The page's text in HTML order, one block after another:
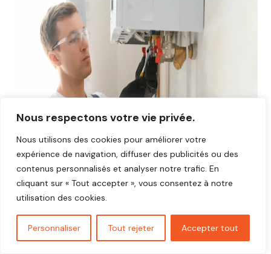
Nous respectons votre vie privée.
Nous utilisons des cookies pour améliorer votre
expérience de navigation, diffuser des publicités ou des
contenus personnalisés et analyser notre trafic. En
cliquant sur « Tout accepter », vous consentez à notre
utilisation des cookies.
Personnaliser Tout rejeter Accepter tout
Avis plombier Hargeville 78790